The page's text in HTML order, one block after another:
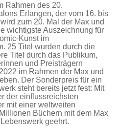
Rahmen des 20.
Erlangen, der vom 16. bis
zum 20. Mal der Max und
wichtigste Auszeichnung für
Kunst im
25 Titel wurden durch die
Titel durch das Publikum,
und Preisträgern
im Rahmen der Max und
Der Sonderpreis für ein
steht bereits jetzt fest: Mit
der einflussreichsten
mit einer weltweiten
Büchern mit dem Max
geehrt.